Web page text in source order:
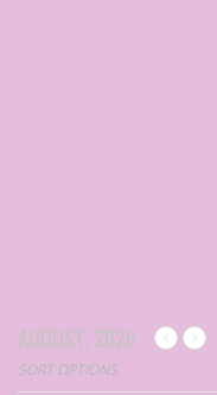
AUGUST, 2026
SORT OPTIONS